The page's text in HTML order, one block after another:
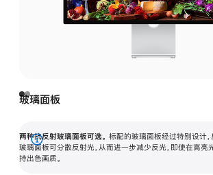
玻璃面板
两种抗反射玻璃面板可选。 标配的玻璃面板经过特别设计
玻璃面板可分散反射光，从而进一步减少反光，即使在高亮
持出色画质。
展
开